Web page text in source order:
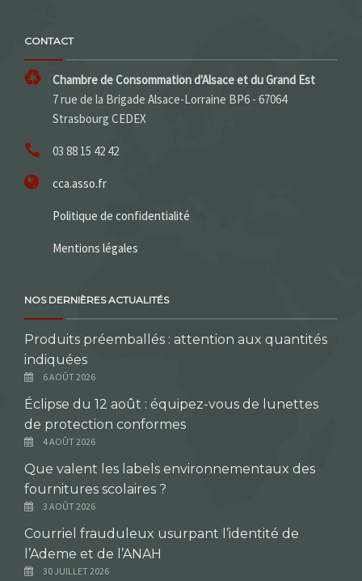
CONTACT
Chambre de Consommation d'Alsace et du Grand Est
7 rue de la Brigade Alsace-Lorraine BP6 - 67064
Strasbourg CEDEX
03 88 15 42 42
cca.asso.fr
Politique de confidentialité
Mentions légales
NOS DERNIÈRES ACTUALITÉS
Produits préemballés : attention aux quantités
indiquées
6 AOÛT 2026
Éclipse du 12 août : équipez-vous de lunettes
de protection conformes
4 AOÛT 2026
Que valent les labels environnementaux des
fournitures scolaires ?
3 AOÛT 2026
Courriel frauduleux usurpant l’identité de
l’Ademe et de l’ANAH
30 JUILLET 2026